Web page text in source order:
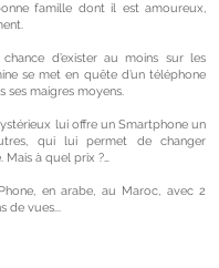
famille dont il est amoureux,
chance d’exister au moins sur les
se met en quête d’un téléphone
maigres moyens.
lui offre un Smartphone un
qui lui permet de changer
Mais à quel prix ?…
en arabe, au Maroc, avec 2
de vues...